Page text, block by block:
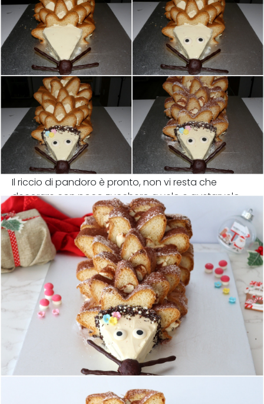
Il riccio di pandoro è pronto, non vi resta che
decorare con poco zucchero a velo e gustarvelo.